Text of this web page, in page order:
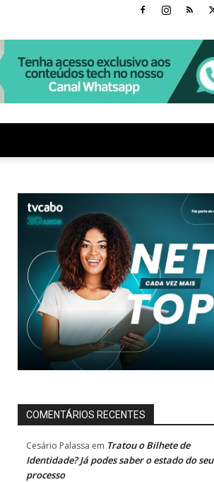
COMENTÁRIOS RECENTES
Cesário Palassa em Tratou o Bilhete de
Identidade? Já podes saber o estado do seu
processo